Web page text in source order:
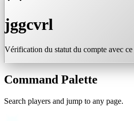
jggcvrl
Vérification du statut du compte avec
Command Palette
Search players and jump to any page.